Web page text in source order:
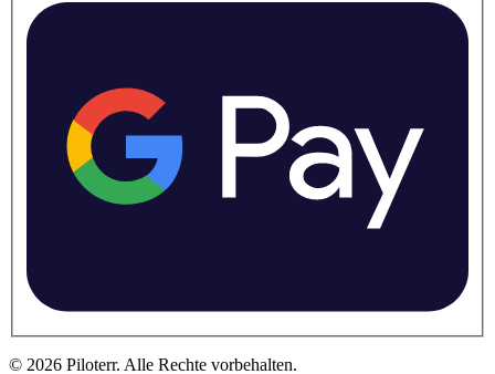
© 2026 Piloterr. Alle Rechte vorbehalten.